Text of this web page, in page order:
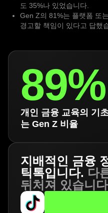
도 35%나 있었습니다.
Gen Z의 81%는 플랫폼 또
경고할 책임이 있다고 답했
89%
개인 금융 교육의 기
는 Gen Z 비율
지배적인 금융
틱톡입니다. 다
뒤처져 있습니다